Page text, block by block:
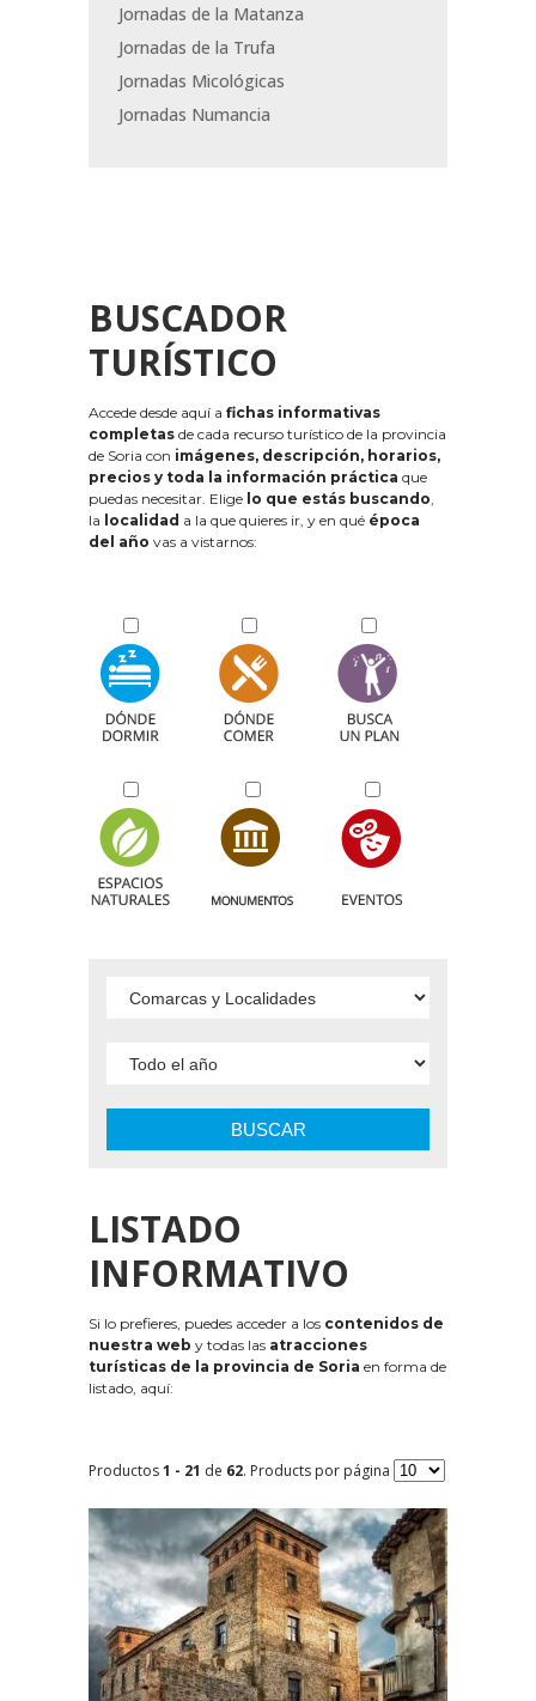
Jornadas de la Matanza
Jornadas de la Trufa
Jornadas Micológicas
Jornadas Numancia
BUSCADOR
TURÍSTICO
Accede desde aquí a fichas informativas
completas de cada recurso turístico de la provincia
de Soria con imágenes, descripción, horarios,
precios y toda la información práctica que
puedas necesitar. Elige lo que estás buscando,
la localidad a la que quieres ir, y en qué época
del año vas a vistarnos:
BUSCAR
LISTADO
INFORMATIVO
Si lo prefieres, puedes acceder a los contenidos de
nuestra web y todas las atracciones
turísticas de la provincia de Soria en forma de
listado, aquí:
Productos1 - 21 de 62. Products por página